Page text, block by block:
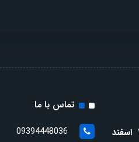
(متولد ۲۷ اسفند
تماس با ما
09394448036